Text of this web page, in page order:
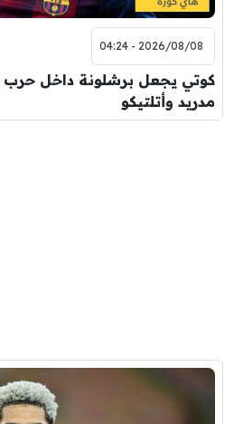
2026/08/08 - 04:24
كوتي يجعل برشلونة داخل حرب
مدريد وأتلتيكو